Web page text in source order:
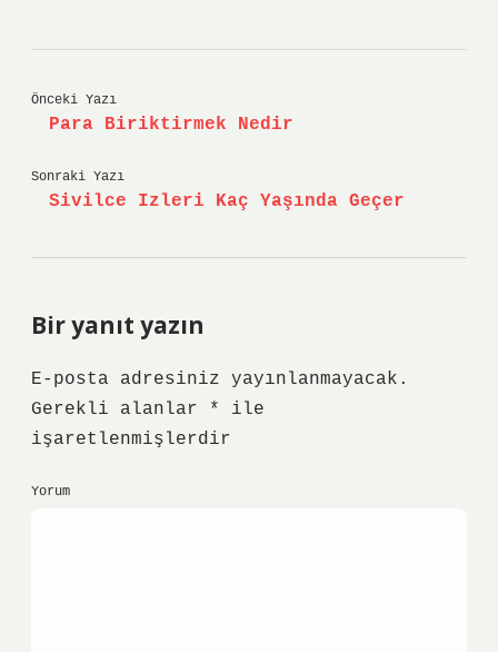
Önceki Yazı
Para Biriktirmek Nedir
Sonraki Yazı
Sivilce Izleri Kaç Yaşında Geçer
Bir yanıt yazın
E-posta adresiniz yayınlanmayacak.
Gerekli alanlar
*
ile
işaretlenmişlerdir
Yorum